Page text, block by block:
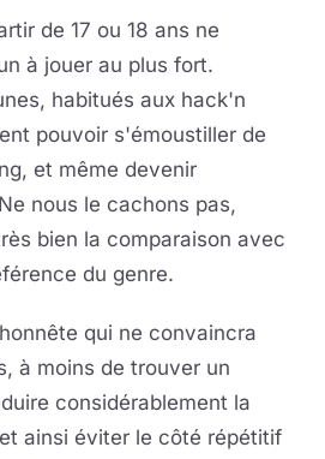
de 17 ou 18 ans ne
à jouer au plus fort.
habitués aux hack'n
pouvoir s'émoustiller de
et même devenir
nous le cachons pas,
bien la comparaison avec
du genre.
qui ne convaincra
à moins de trouver un
considérablement la
ainsi éviter le côté répétitif